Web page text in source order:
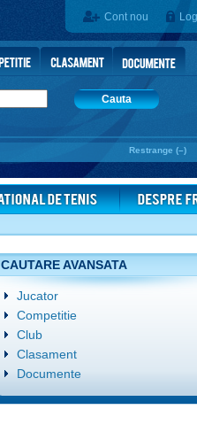
Cont nou
Cauta
Restrange (–)
CAUTARE AVANSATA
Jucator
Competitie
Club
Clasament
Documente